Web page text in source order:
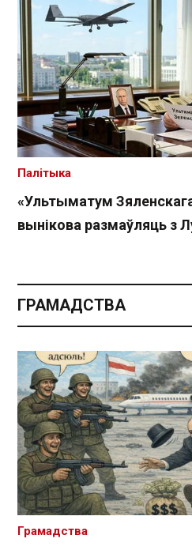
«Ультыматум
вынікова размаўляць з
Палітыка
ГРАМАДСТВА
Грамадства